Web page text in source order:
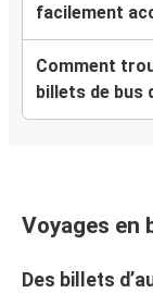
facilement
Comment
billets de bus
Voyages en
Des billets